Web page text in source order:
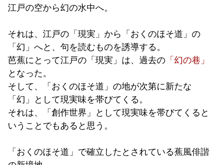
江戸の空から幻の水中へ。
それは、江戸の「現実」から「おくのほそ道」の
「幻」へと、句を読むものを誘導する。
芭蕉にとって江戸の「現実」は、過去の 「幻の巷」
となった。
そして、「おくのほそ道」の地が次第に新たな
「幻」として現実味を帯びてくる。
それは、「創作世界」として現実味を帯びてくると
いうことでもあると思う。
「おくのほそ道」で確立したとされている蕉風俳諧